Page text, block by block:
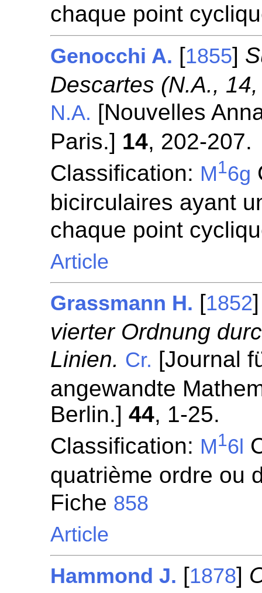
chaque point
Genocchi A. [1855]
Descartes (N.A.,
N.A. [Nouvelles
Paris.] 14, 202-207.
Classification: M16g
bicirculaires ayant
chaque point
Article
Grassmann H. [1852
vierter Ordnung
Linien. Cr. [Journal
angewandte
Berlin.]44, 1-25.
Classification: M16l
quatrième ordre ou
Fiche 858
Article
Hammond J. [1878]